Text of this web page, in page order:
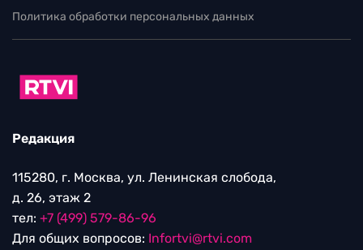
Политика обработки персональных данных
Редакция
115280, г. Москва, ул. Ленинская слобода,
д. 26, этаж 2
тел: +7 (499) 579-86-96
Для общих вопросов: Infortvi@rtvi.com